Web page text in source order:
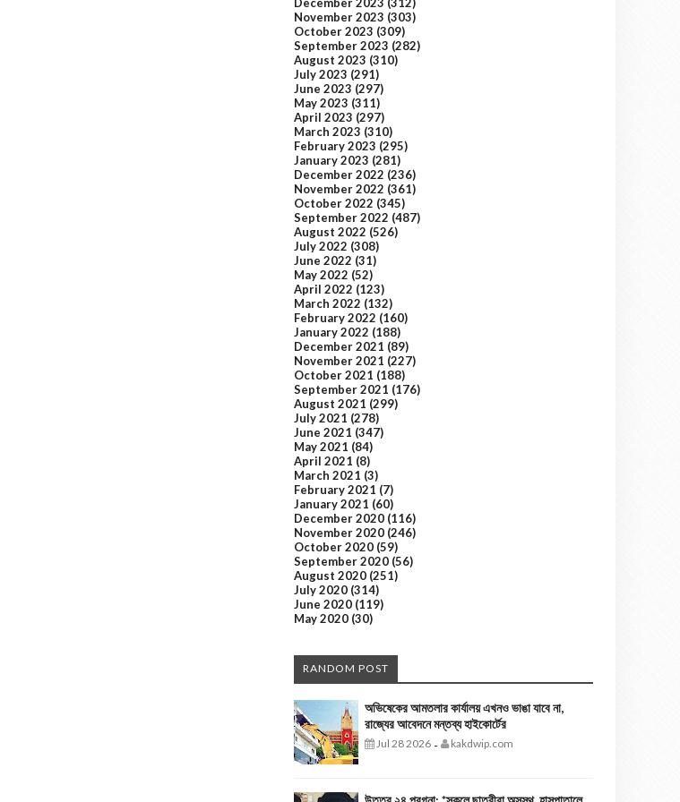
November 2023 (303)
October 2023 (309)
September 2023 (282)
August 2023 (310)
July 2023 (291)
June 2023 (297)
May 2023 (311)
April 2023 (297)
March 2023 (310)
February 2023 (295)
January 2023 (281)
December 2022 (236)
November 2022 (361)
October 2022 (345)
September 2022 (487)
August 2022 (526)
July 2022 (308)
June 2022 (31)
May 2022 (52)
April 2022 (123)
March 2022 (132)
February 2022 (160)
January 2022 (188)
December 2021 (89)
November 2021 (227)
October 2021 (188)
September 2021 (176)
August 2021 (299)
July 2021 (278)
June 2021 (347)
May 2021 (84)
April 2021 (8)
March 2021 (3)
February 2021 (7)
January 2021 (60)
December 2020 (116)
November 2020 (246)
October 2020 (59)
September 2020 (56)
August 2020 (251)
July 2020 (314)
June 2020 (119)
May 2020 (30)
RANDOM POST
অভিষেকের আমতলার কার্যালয় এখনও ভাঙা যাবে না,
রাজ্যের আবেদনে মন্তব্য হাইকোর্টের
Jul 28 2026 - kakdwip.com